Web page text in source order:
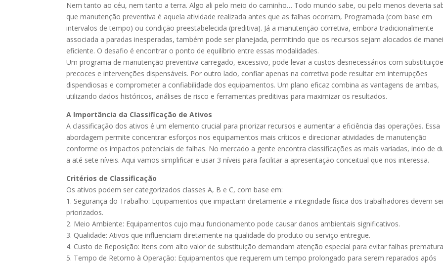
Nem tanto ao céu, nem tanto a terra. Algo ali pelo meio do caminho… Todo mundo sabe, ou pelo menos deveria
que manutenção preventiva é aquela atividade realizada antes que as falhas ocorram, Programada (com base em
intervalos de tempo) ou condição preestabelecida (preditiva). Já a manutenção corretiva, embora tradicionalmente
associada a paradas inesperadas, também pode ser planejada, permitindo que os recursos sejam alocados de
eficiente. O desafio é encontrar o ponto de equilíbrio entre essas modalidades.
Um programa de manutenção preventiva carregado, excessivo, pode levar a custos desnecessários com
precoces e intervenções dispensáveis. Por outro lado, confiar apenas na corretiva pode resultar em interrupções
dispendiosas e comprometer a confiabilidade dos equipamentos. Um plano eficaz combina as vantagens de ambas,
utilizando dados históricos, análises de risco e ferramentas preditivas para maximizar os resultados.
A Importância da Classificação de Ativos
A classificação dos ativos é um elemento crucial para priorizar recursos e aumentar a eficiência das operações. Essa
abordagem permite concentrar esforços nos equipamentos mais críticos e direcionar atividades de manutenção
conforme os impactos potenciais de falhas. No mercado a gente encontra classificações as mais variadas, indo de
a até sete níveis. Aqui vamos simplificar e usar 3 níveis para facilitar a apresentação conceitual que nos interessa.
Critérios de Classificação
Os ativos podem ser categorizados classes A, B e C, com base em:
1. Segurança do Trabalho: Equipamentos que impactam diretamente a integridade física dos trabalhadores devem
priorizados.
2. Meio Ambiente: Equipamentos cujo mau funcionamento pode causar danos ambientais significativos.
3. Qualidade: Ativos que influenciam diretamente na qualidade do produto ou serviço entregue.
4. Custo de Reposição: Itens com alto valor de substituição demandam atenção especial para evitar falhas
5. Tempo de Retorno à Operação: Equipamentos que requerem um tempo prolongado para serem reparados após